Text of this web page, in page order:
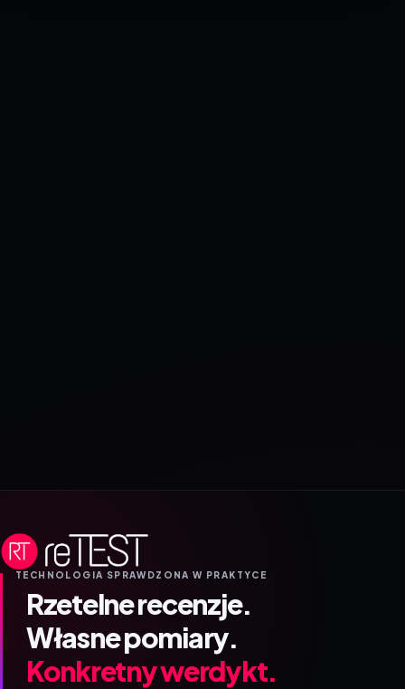
TECHNOLOGIA SPRAWDZONA W PRAKTYCE
Rzetelne recenzje.
Własne pomiary.
Konkretny werdykt.